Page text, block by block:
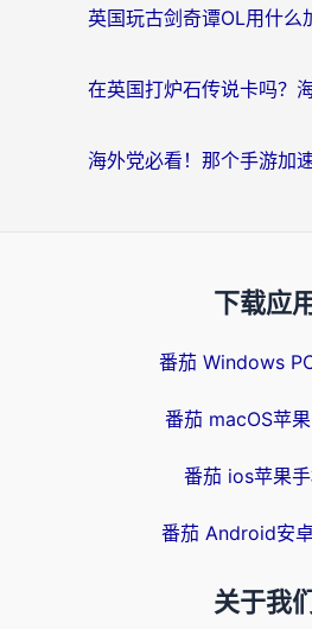
下载应用
番茄 Windows
番茄 macOS苹
番茄 ios苹果
番茄 Android安
关于我们